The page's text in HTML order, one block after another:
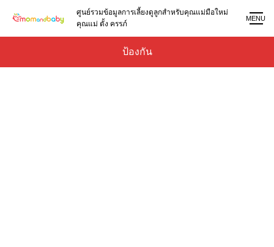
ศูนย์รวมข้อมูลการเลี้ยงดูลูกสำหรับคุณแม่มือใหม่
คุณแม่ ตั้ง ครรภ์
MENU
ป้องกัน